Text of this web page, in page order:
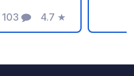
103
Commenti
4.7
Valutazione
★